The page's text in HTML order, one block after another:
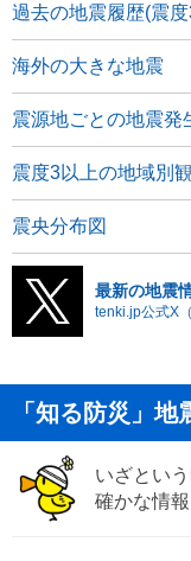
過去の地震履歴(震
海外の大きな地震
震源地ごとの地震発
震度3以上の地域別
震央分布図
最新の地震
tenki.jp公式X
「知る防災」地
いざとい
確かな情